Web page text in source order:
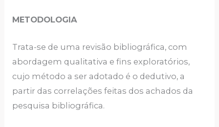
METODOLOGIA
Trata-se de uma revisão bibliográfica, com
abordagem qualitativa e fins exploratórios,
cujo método a ser adotado é o dedutivo, a
partir das correlações feitas dos achados da
pesquisa bibliográfica.